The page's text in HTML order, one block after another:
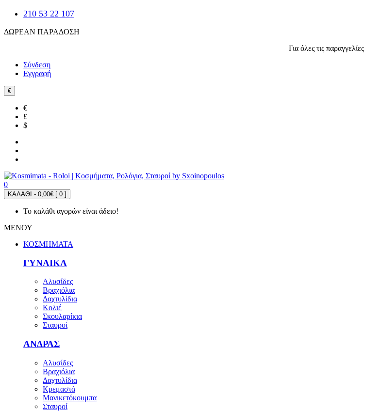
210 53 22 107
ΔΩΡΕΑΝ ΠΑΡΑΔΟΣΗ
Για όλες τις παραγγελίες
Σύνδεση
Εγγραφή
€
€
£
$
0
ΚΑΛΑΘΙ - 0,00€ [ 0 ]
Το καλάθι αγορών είναι άδειο!
ΜΕΝΟΥ
ΚΟΣΜΗΜΑΤΑ
ΓΥΝΑΙΚΑ
Αλυσίδες
Βραχιόλια
Δαχτυλίδια
Κολιέ
Σκουλαρίκια
Σταυροί
ΑΝΔΡΑΣ
Αλυσίδες
Βραχιόλια
Δαχτυλίδια
Κρεμαστά
Μανικετόκουμπα
Σταυροί